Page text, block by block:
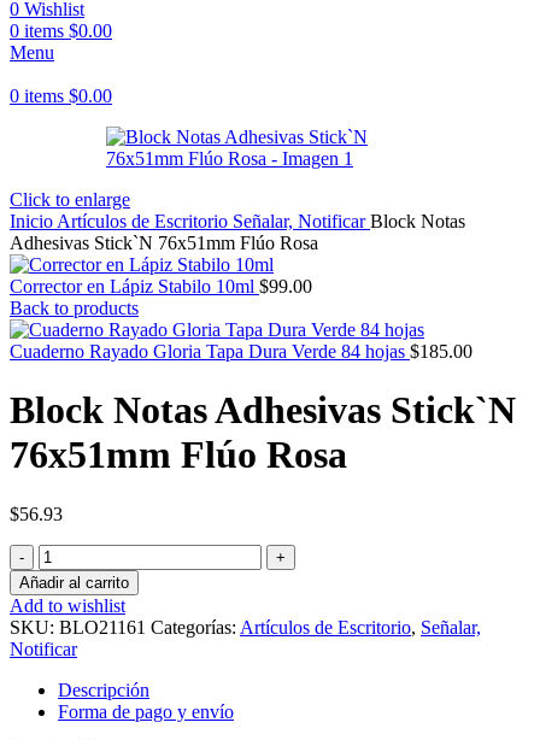
0 Wishlist
0 items $0.00
Menu
0 items $0.00
Click to enlarge
Inicio Artículos de Escritorio Señalar, NotificarBlock Notas
Adhesivas Stick`N 76x51mm Flúo Rosa
Corrector en Lápiz Stabilo 10ml $99.00
Back to products
Cuaderno Rayado Gloria Tapa Dura Verde 84 hojas $185.00
Block Notas Adhesivas Stick`N
76x51mm Flúo Rosa
$56.93
Block
Notas
Adhesivas
Stick`N
76x51mm
Flúo
Rosa
cantidad
Añadir al carrito
Add to wishlist
SKU: BLO21161 Categorías: Artículos de Escritorio, Señalar,
Notificar
Descripción
Forma de pago y envío